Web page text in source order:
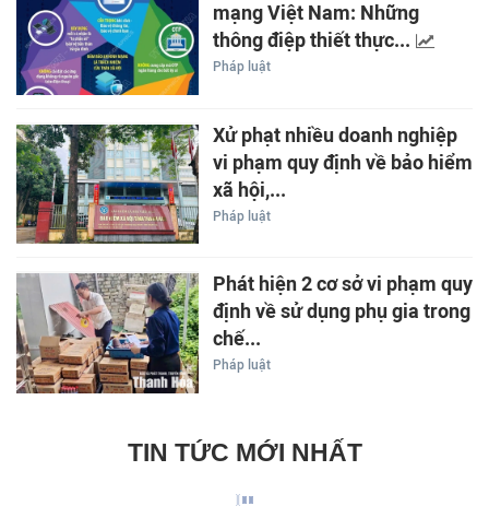
mạng Việt Nam: Những
thông điệp thiết thực...
Pháp luật
Xử phạt nhiều doanh nghiệp
vi phạm quy định về bảo hiểm
xã hội,...
Pháp luật
Phát hiện 2 cơ sở vi phạm quy
định về sử dụng phụ gia trong
chế...
Pháp luật
TIN TỨC MỚI NHẤT